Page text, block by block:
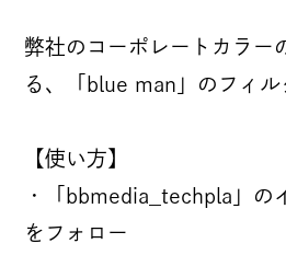
NEWS
弊社のコーポレートカラー
る、「blue man」のフィル
【使い方】
・「bbmedia_techpla」の
をフォロー